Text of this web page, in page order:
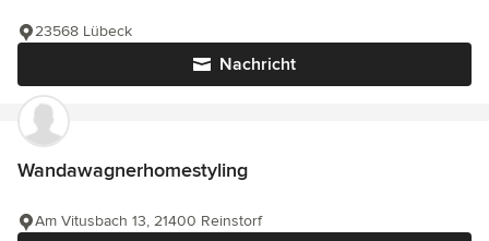
Nachricht
23568 Lübeck
Wandawagnerhomestyling
Am Vitusbach 13, 21400 Reinstorf